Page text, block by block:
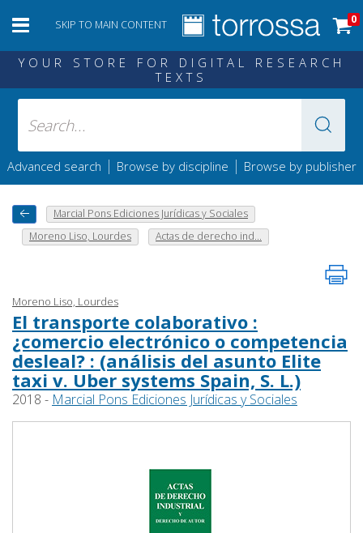
SKIP TO MAIN CONTENT 0
YOUR STORE FOR DIGITAL RESEARCH
TEXTS
Advanced search | Browse by discipline | Browse by publisher
Marcial Pons Ediciones Jurídicas y Sociales
Moreno Liso, Lourdes
Actas de derecho ind...
Moreno Liso, Lourdes
El transporte colaborativo :
¿comercio electrónico o competencia
desleal? : (análisis del asunto Elite
taxi v. Uber systems Spain, S. L.)
2018 - Marcial Pons Ediciones Jurídicas y Sociales